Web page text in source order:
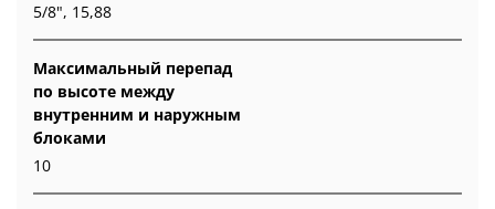
5/8", 15,88
Максимальный перепад
по высоте между
внутренним и наружным
блоками
10